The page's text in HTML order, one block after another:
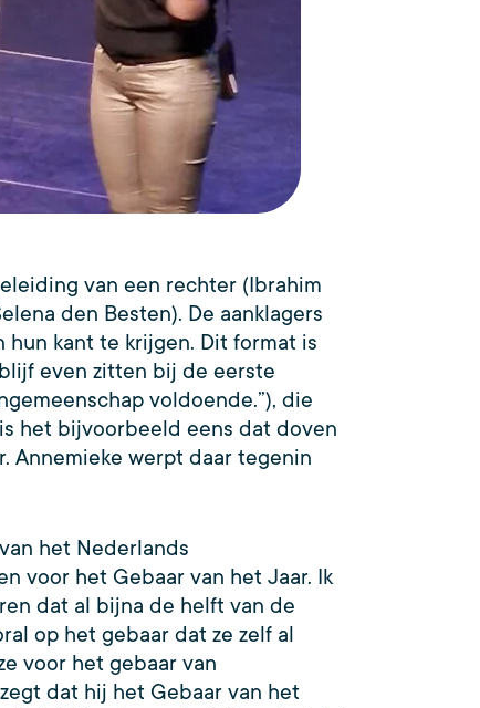
van een rechter (Ibrahim
den Besten). De aanklagers
kant te krijgen. Dit format is
even zitten bij de eerste
voldoende.”), die
het bijvoorbeeld eens dat doven
Annemieke werpt daar tegenin
het Nederlands
voor het Gebaar van het Jaar. Ik
dat al bijna de helft van de
op het gebaar dat ze zelf al
voor het gebaar van
dat hij het Gebaar van het